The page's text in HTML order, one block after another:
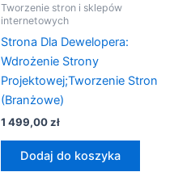
Tworzenie stron i sklepów
internetowych
Strona Dla Dewelopera:
Wdrożenie Strony
Projektowej;Tworzenie Stron
(Branżowe)
1 499,00zł
Dodaj do koszyka